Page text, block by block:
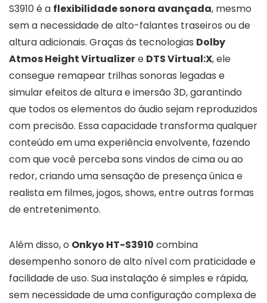
S3910 é a flexibilidade sonora avançada, mesmo
sem a necessidade de alto-falantes traseiros ou de
altura adicionais. Graças às tecnologias Dolby
Atmos Height Virtualizere DTS Virtual:X, ele
consegue remapear trilhas sonoras legadas e
simular efeitos de altura e imersão 3D, garantindo
que todos os elementos do áudio sejam reproduzidos
com precisão. Essa capacidade transforma qualquer
conteúdo em uma experiência envolvente, fazendo
com que você perceba sons vindos de cima ou ao
redor, criando uma sensação de presença única e
realista em filmes, jogos, shows, entre outras formas
de entretenimento.
Além disso, o Onkyo HT-S3910 combina
desempenho sonoro de alto nível com praticidade e
facilidade de uso. Sua instalação é simples e rápida,
sem necessidade de uma configuração complexa de